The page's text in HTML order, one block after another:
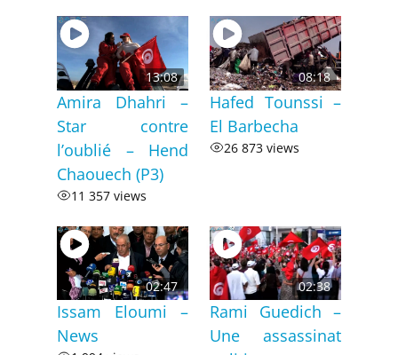
13:08
Amira Dhahri –
Star contre
l’oublié – Hend
Chaouech (P3)
11 357 views
08:18
Hafed Tounssi –
El Barbecha
26 873 views
02:47
Issam Eloumi –
News
02:38
Rami Guedich –
Une assassinat